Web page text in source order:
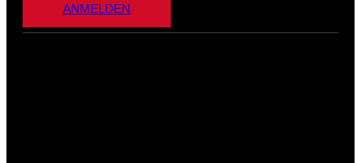
ANMELDEN